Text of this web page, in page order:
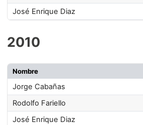
José Enrique Diaz
2010
Nombre
Jorge Cabañas
Rodolfo Fariello
José Enrique Diaz